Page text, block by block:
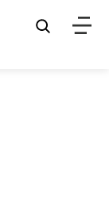
Rechercher